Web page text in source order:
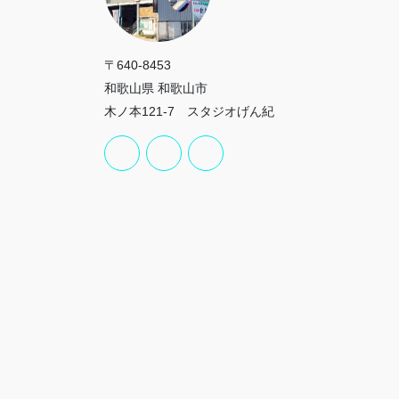
〒640-8453
和歌山県 和歌山市
木ノ本121-7 スタジオげん紀